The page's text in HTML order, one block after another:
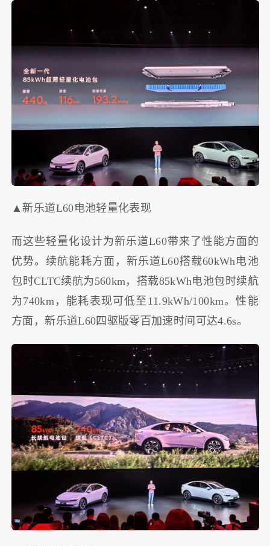
▲新乐道L60电池轻量化表现
而这些轻量化设计为新乐道L60带来了性能方面的
优势。续航能耗方面，新乐道L60搭载60kWh电池
包时CLTC续航为560km，搭载85kWh电池包时续航
为740km，能耗表现可低至11.9kWh/100km。性能
方面，新乐道L60四驱版零百加速时间可达4.6s。